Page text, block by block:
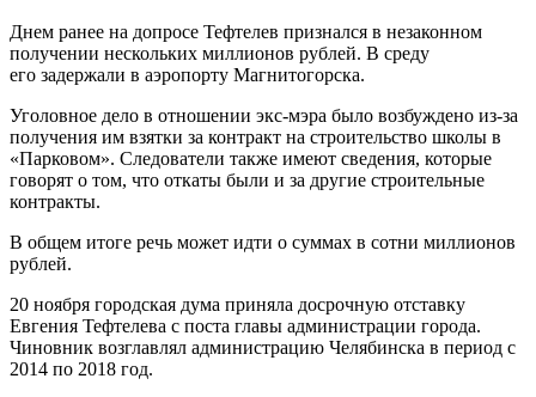
Днем ранее на допросе Тефтелев признался в незаконном
получении нескольких миллионов рублей. В среду
его задержали в аэропорту Магнитогорска.
Уголовное дело в отношении экс-мэра было возбуждено из-за
получения им взятки за контракт на строительство школы в
«Парковом». Следователи также имеют сведения, которые
говорят о том, что откаты были и за другие строительные
контракты.
В общем итоге речь может идти о суммах в сотни миллионов
рублей.
20 ноября городская дума приняла досрочную отставку
Евгения Тефтелева с поста главы администрации города.
Чиновник возглавлял администрацию Челябинска в период с
2014 по 2018 год.